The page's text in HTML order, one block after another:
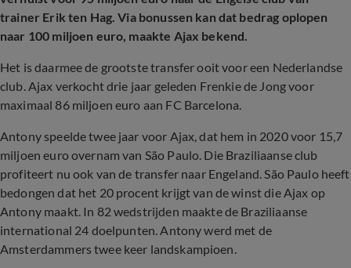
trainer Erik ten Hag. Via bonussen kan dat bedrag oplopen
naar 100 miljoen euro, maakte Ajax bekend.
Het is daarmee de grootste transfer ooit voor een Nederlandse
club. Ajax verkocht drie jaar geleden Frenkie de Jong voor
maximaal 86 miljoen euro aan FC Barcelona.
Antony speelde twee jaar voor Ajax, dat hem in 2020 voor 15,7
miljoen euro overnam van São Paulo. Die Braziliaanse club
profiteert nu ook van de transfer naar Engeland. São Paulo heeft
bedongen dat het 20 procent krijgt van de winst die Ajax op
Antony maakt. In 82 wedstrijden maakte de Braziliaanse
international 24 doelpunten. Antony werd met de
Amsterdammers twee keer landskampioen.